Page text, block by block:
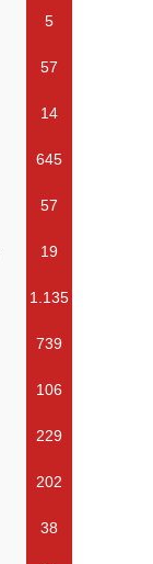
5
57
14
645
57
19
1.135
739
106
229
202
38